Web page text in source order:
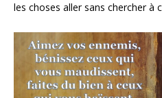
les choses aller sans chercher à